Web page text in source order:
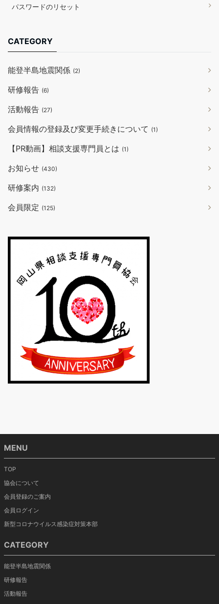
パスワードのリセット
CATEGORY
能登半島地震関係 (2)
研修報告 (6)
活動報告 (27)
会員情報の登録及び変更手続きについて (1)
【PR動画】相談支援専門員とは (1)
お知らせ (430)
研修案内 (132)
会員限定 (125)
MENU
TOP
協会について
会員登録のご案内
会員ログイン
新型コロナウイルス感染症対策本部
CATEGORY
能登半島地震関係
研修報告
活動報告